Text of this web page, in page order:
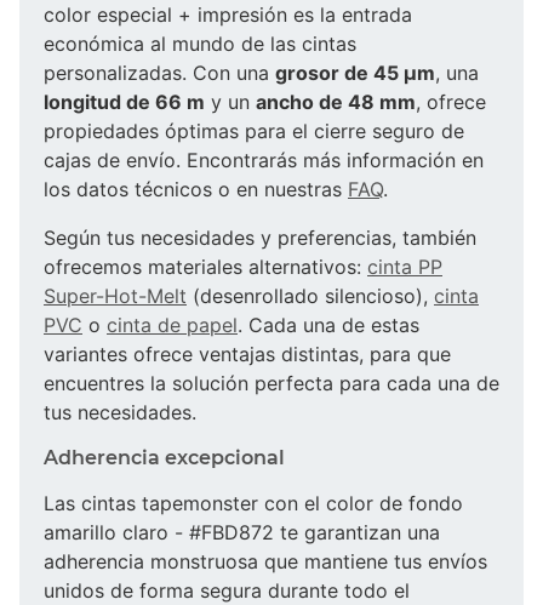
color especial + impresión es la entrada
económica al mundo de las cintas
personalizadas. Con una grosor de 45 µm, una
longitud de 66 m y un ancho de 48 mm, ofrece
propiedades óptimas para el cierre seguro de
cajas de envío. Encontrarás más información en
los datos técnicos o en nuestras FAQ.
Según tus necesidades y preferencias, también
ofrecemos materiales alternativos: cinta PP
Super-Hot-Melt (desenrollado silencioso), cinta
PVC o cinta de papel. Cada una de estas
variantes ofrece ventajas distintas, para que
encuentres la solución perfecta para cada una de
tus necesidades.
Adherencia excepcional
Las cintas tapemonster con el color de fondo
amarillo claro - #FBD872 te garantizan una
adherencia monstruosa que mantiene tus envíos
unidos de forma segura durante todo el